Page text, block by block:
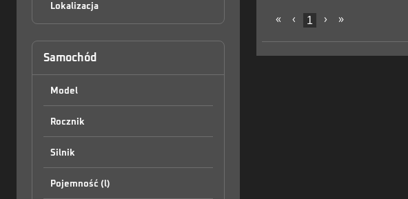
Lokalizacja
Samochód
Model
Rocznik
Silnik
Pojemność (l)
« ‹ 1 › »